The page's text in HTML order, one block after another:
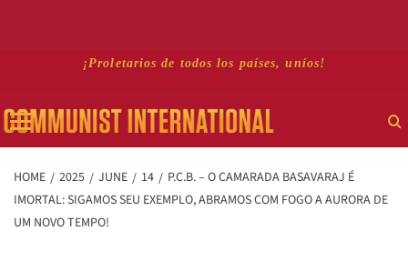
content
¡Proletarios de todos los países, uníos!
Primary
Menu
HOME 2025 JUNE 14
P.C.B. – O CAMARADA BASAVARAJ É
IMORTAL: SIGAMOS SEU EXEMPLO, ABRAMOS COM FOGO A AURORA DE
UM NOVO TEMPO!